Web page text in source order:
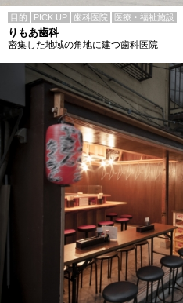
目的 PICK UP 歯科医院 医療・福祉施設
りもあ歯科
密集した地域の角地に建つ歯科医院